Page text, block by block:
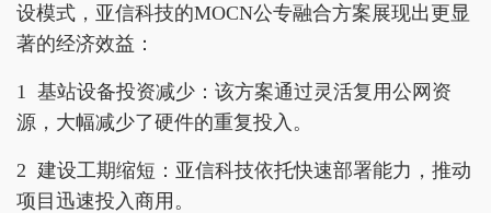
设模式，亚信科技的MOCN公专融合方案展现出更显
著的经济效益：
​1 基站设备投资减少：该方案通过灵活复用公网资
源，大幅减少了硬件的重复投入。
2 建设工期缩短：亚信科技依托快速部署能力，推动
项目迅速投入商用。